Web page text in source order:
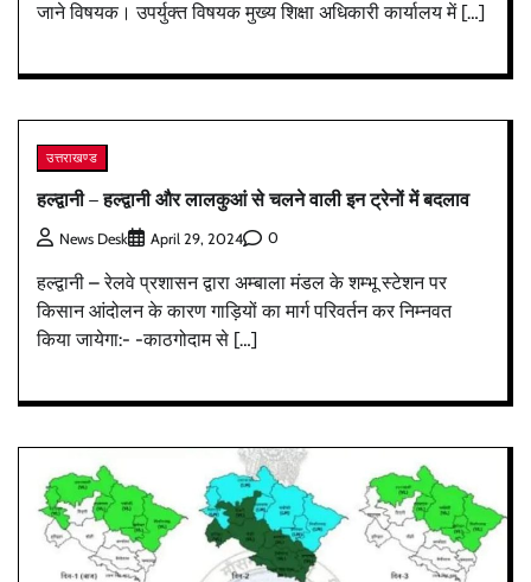
जाने विषयक। उपर्युक्त विषयक मुख्य शिक्षा अधिकारी कार्यालय में […]
उत्तराखण्ड
हल्द्वानी – हल्द्वानी और लालकुआं से चलने वाली इन ट्रेनों में बदलाव
News Desk April 29, 2024 0
हल्द्वानी – रेलवे प्रशासन द्वारा अम्बाला मंडल के शम्भू स्टेशन पर
किसान आंदोलन के कारण गाड़ियों का मार्ग परिवर्तन कर निम्नवत
किया जायेगा:- -काठगोदाम से […]